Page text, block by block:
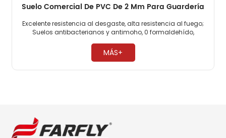
Suelo Comercial De PVC De 2 Mm Para Guardería
Excelente resistencia al desgaste, alta resistencia al fuego;
Suelos antibacterianos y antimoho, 0 formaldehído,
comerciales de PVC son muy resistentes a la presión. ​
MÁS+